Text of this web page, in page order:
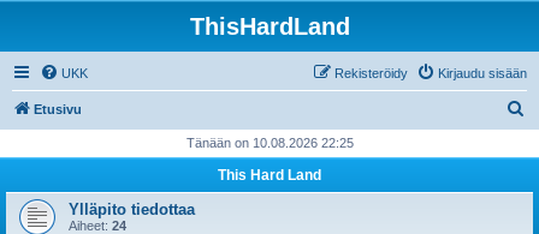
ThisHardLand
UKK Kirjaudu sisään
Rekisteröidy
Etusivu
i
Tänään on 10.08.2026 22:25
This Hard Land
Ylläpito tiedottaa
Aiheet: 24